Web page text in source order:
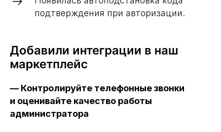
подтверждения при авторизации.
Добавили интеграции в наш
маркетплейс
— Контролируйте телефонные звонки
и оценивайте качество работы
администратора